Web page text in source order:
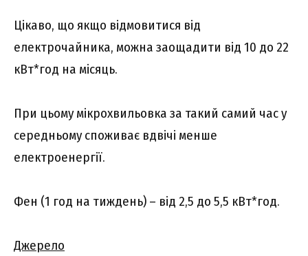
Цікаво, що якщо відмовитися від
електрочайника, можна заощадити від 10 до 22
кВт*год на місяць.
При цьому мікрохвильовка за такий самий час у
середньому споживає вдвічі менше
електроенергії.
Фен (1 год на тиждень) – від 2,5 до 5,5 кВт*год.
Джерело